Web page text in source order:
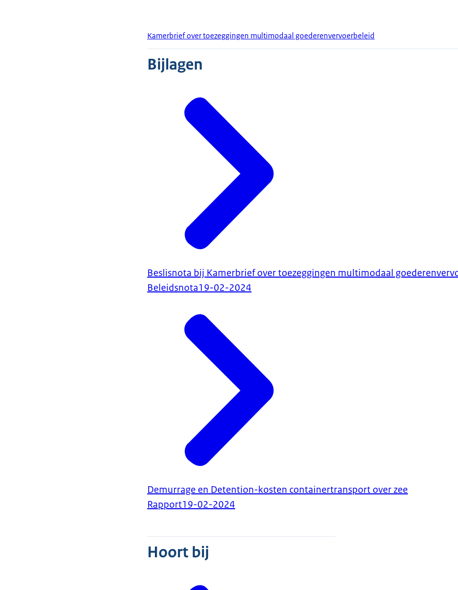
Kamerbrief over toezeggingen multimodaal goederenvervoerbeleid
Bijlagen
Beslisnota bij Kamerbrief over toezeggingen multimodaal
Beleidsnota19-02-2024
Demurrage en Detention-kosten containertransport over zee
Rapport19-02-2024
Hoort bij